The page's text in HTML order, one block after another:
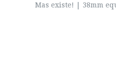
Mas existe! | 38mm